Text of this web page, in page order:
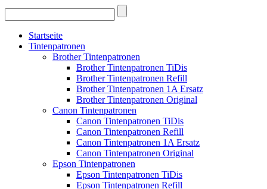
Startseite
Tintenpatronen
Brother Tintenpatronen
Brother Tintenpatronen TiDis
Brother Tintenpatronen Refill
Brother Tintenpatronen 1A Ersatz
Brother Tintenpatronen Original
Canon Tintenpatronen
Canon Tintenpatronen TiDis
Canon Tintenpatronen Refill
Canon Tintenpatronen 1A Ersatz
Canon Tintenpatronen Original
Epson Tintenpatronen
Epson Tintenpatronen TiDis
Epson Tintenpatronen Refill